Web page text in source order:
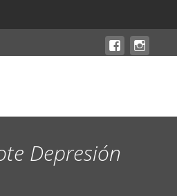
Depresión